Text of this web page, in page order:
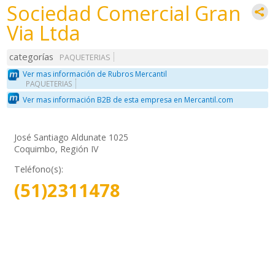
Sociedad Comercial Gran
Via Ltda
categorías
PAQUETERIAS
Ver mas información de Rubros Mercantil
PAQUETERIAS
Ver mas información B2B de esta empresa en Mercantil.com
José Santiago Aldunate 1025
Coquimbo, Región IV
Teléfono(s):
(51)2311478